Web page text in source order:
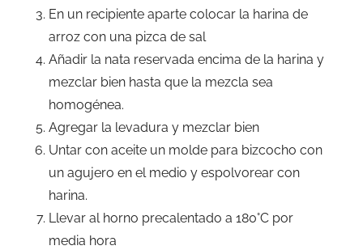
En un recipiente aparte colocar la harina de
arroz con una pizca de sal
Añadir la nata reservada encima de la harina y
mezclar bien hasta que la mezcla sea
homogénea.
Agregar la levadura y mezclar bien
Untar con aceite un molde para bizcocho con
un agujero en el medio y espolvorear con
harina.
Llevar al horno precalentado a 180°C por
media hora